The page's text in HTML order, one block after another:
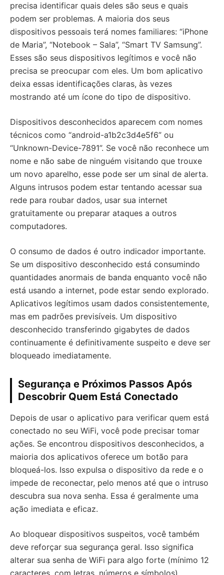
precisa identificar quais deles são seus e quais
podem ser problemas. A maioria dos seus
dispositivos pessoais terá nomes familiares: “iPhone
de Maria”, “Notebook – Sala”, “Smart TV Samsung”.
Esses são seus dispositivos legítimos e você não
precisa se preocupar com eles. Um bom aplicativo
deixa essas identificações claras, às vezes
mostrando até um ícone do tipo de dispositivo.
Dispositivos desconhecidos aparecem com nomes
técnicos como “android-a1b2c3d4e5f6” ou
“Unknown-Device-7891”. Se você não reconhece um
nome e não sabe de ninguém visitando que trouxe
um novo aparelho, esse pode ser um sinal de alerta.
Alguns intrusos podem estar tentando acessar sua
rede para roubar dados, usar sua internet
gratuitamente ou preparar ataques a outros
computadores.
O consumo de dados é outro indicador importante.
Se um dispositivo desconhecido está consumindo
quantidades anormais de banda enquanto você não
está usando a internet, pode estar sendo explorado.
Aplicativos legítimos usam dados consistentemente,
mas em padrões previsíveis. Um dispositivo
desconhecido transferindo gigabytes de dados
continuamente é definitivamente suspeito e deve ser
bloqueado imediatamente.
Segurança e Próximos Passos Após
Descobrir Quem Está Conectado
Depois de usar o aplicativo para verificar quem está
conectado no seu WiFi, você pode precisar tomar
ações. Se encontrou dispositivos desconhecidos, a
maioria dos aplicativos oferece um botão para
bloqueá-los. Isso expulsa o dispositivo da rede e o
impede de reconectar, pelo menos até que o intruso
descubra sua nova senha. Essa é geralmente uma
ação imediata e eficaz.
Ao bloquear dispositivos suspeitos, você também
deve reforçar sua segurança geral. Isso significa
alterar sua senha de WiFi para algo forte (mínimo 12
caracteres, com letras, números e símbolos),